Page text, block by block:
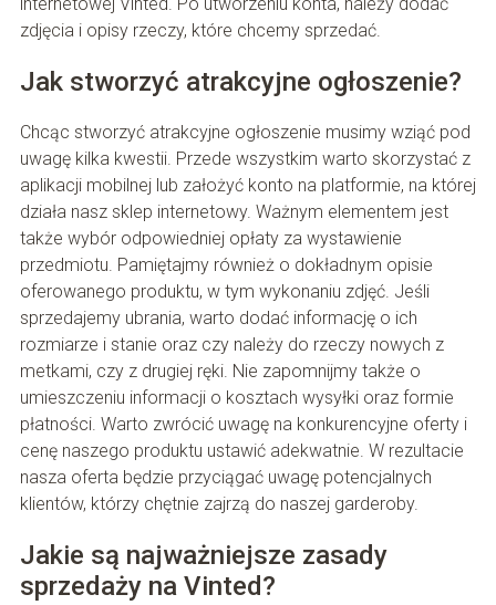
zdjęcia i opisy rzeczy, które chcemy sprzedać.
Jak stworzyć atrakcyjne ogłoszenie?
Chcąc stworzyć atrakcyjne ogłoszenie musimy wziąć pod
uwagę kilka kwestii. Przede wszystkim warto skorzystać z
aplikacji mobilnej lub założyć konto na platformie, na której
działa nasz sklep internetowy. Ważnym elementem jest
także wybór odpowiedniej opłaty za wystawienie
przedmiotu. Pamiętajmy również o dokładnym opisie
oferowanego produktu, w tym wykonaniu zdjęć. Jeśli
sprzedajemy ubrania, warto dodać informację o ich
rozmiarze i stanie oraz czy należy do rzeczy nowych z
metkami, czy z drugiej ręki. Nie zapomnijmy także o
umieszczeniu informacji o kosztach wysyłki oraz formie
płatności. Warto zwrócić uwagę na konkurencyjne oferty i
cenę naszego produktu ustawić adekwatnie. W rezultacie
nasza oferta będzie przyciągać uwagę potencjalnych
klientów, którzy chętnie zajrzą do naszej garderoby.
Jakie są najważniejsze zasady
sprzedaży na Vinted?